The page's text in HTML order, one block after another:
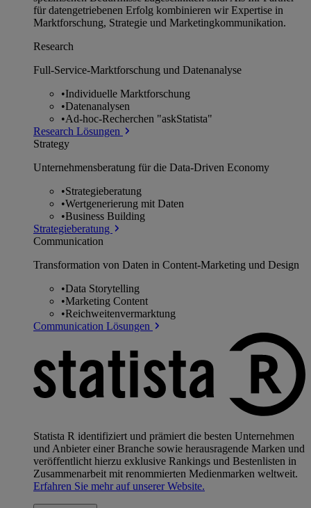
für datengetriebenen Erfolg kombinieren wir Expertise in
Marktforschung, Strategie und Marketingkommunikation.
Research
Full-Service-Marktforschung und Datenanalyse
•Individuelle Marktforschung
•Datenanalysen
•Ad-hoc-Recherchen "askStatista"
Research Lösungen
Strategy
Unternehmens­beratung für die Data-Driven Economy
•Strategieberatung
•Wertgenerierung mit Daten
•Business Building
Strategieberatung
Communication
Transformation von Daten in Content-Marketing und Design
•Data Storytelling
•Marketing Content
•Reichweitenvermarktung
Communication Lösungen
Statista R identifiziert und prämiert die besten Unternehmen
und Anbieter einer Branche sowie herausragende Marken und
veröffentlicht hierzu exklusive Rankings und Bestenlisten in
Zusammenarbeit mit renommierten Medienmarken weltweit.
Erfahren Sie mehr auf unserer Website.